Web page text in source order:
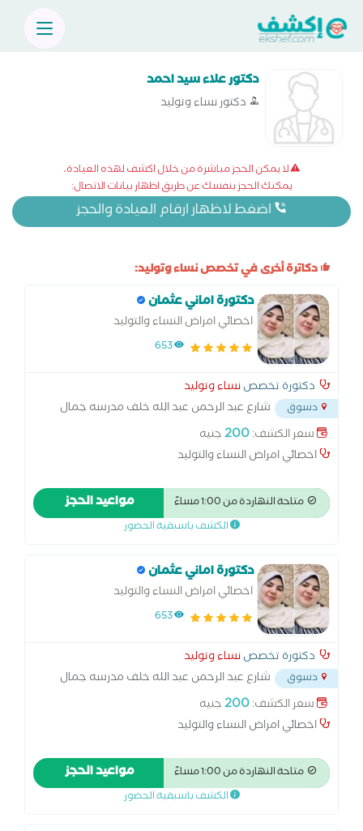
دكتور علاء سيد احمد
دكتور نساء وتوليد
لا يمكن الحجز مباشرة من خلال اكشف لهذه العيادة،
يمكنك الحجز بنفسك عن طريق اظهار بيانات الاتصال:
اضغط لاظهار ارقام العيادة والحجز
دكاترة أخرى في تخصص نساء وتوليد:
دكتورة اماني عثمان
اخصائي امراض النساء والتوليد
653
دكتورة تخصصنساء وتوليد
دسوق
شارع عبد الرحمن عبد الله خلف مدرسه جمال
عبد الناصر المرور الجديد دسوق
سعر الكشف:200جنيه
اخصائي امراض النساء والتوليد
متاحة النهاردة من 1:00 مساءً مواعيد الحجز
الكشف باسبقية الحضور
دكتورة اماني عثمان
اخصائي امراض النساء والتوليد
653
دكتورة تخصصنساء وتوليد
دسوق
شارع عبد الرحمن عبد الله خلف مدرسه جمال
عبد الناصر المرور الجديد دسوق
سعر الكشف:200جنيه
اخصائي امراض النساء والتوليد
متاحة النهاردة من 1:00 مساءً مواعيد الحجز
الكشف باسبقية الحضور